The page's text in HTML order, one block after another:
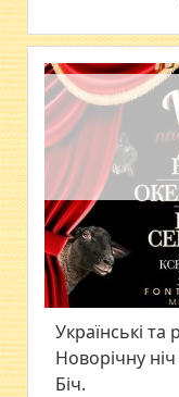
Українські та
Новорічну
Біч.